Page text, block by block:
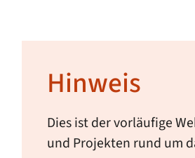
Hinweis
Dies ist der vorläufige
und Projekten rund um